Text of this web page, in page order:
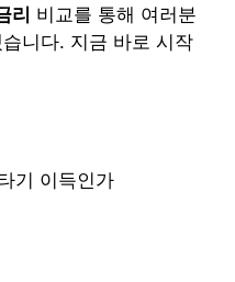
리 비교를 통해 여러분
니다. 지금 바로 시작